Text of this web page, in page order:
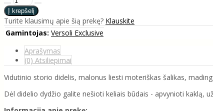
Turite klausimų apie šią prekę? Klauskite
Gamintojas: Versoli Exclusive
Aprašymas
(0) Atsiliepimai
Vidutinio storio didelis, malonus liesti moteriškas šalikas,
Dėl didelio dydžio galite nešioti keliais būdais - apvynioti kaklą,